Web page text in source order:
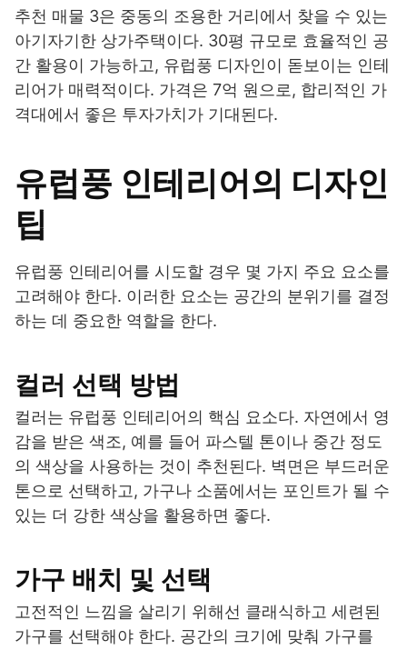
추천 매물 3은 중동의 조용한 거리에서 찾을 수 있는
아기자기한 상가주택이다. 30평 규모로 효율적인 공
간 활용이 가능하고, 유럽풍 디자인이 돋보이는 인테
리어가 매력적이다. 가격은 7억 원으로, 합리적인 가
격대에서 좋은 투자가치가 기대된다.
유럽풍 인테리어의 디자인
팁
유럽풍 인테리어를 시도할 경우 몇 가지 주요 요소를
고려해야 한다. 이러한 요소는 공간의 분위기를 결정
하는 데 중요한 역할을 한다.
컬러 선택 방법
컬러는 유럽풍 인테리어의 핵심 요소다. 자연에서 영
감을 받은 색조, 예를 들어 파스텔 톤이나 중간 정도
의 색상을 사용하는 것이 추천된다. 벽면은 부드러운
톤으로 선택하고, 가구나 소품에서는 포인트가 될 수
있는 더 강한 색상을 활용하면 좋다.
가구 배치 및 선택
고전적인 느낌을 살리기 위해선 클래식하고 세련된
가구를 선택해야 한다. 공간의 크기에 맞춰 가구를